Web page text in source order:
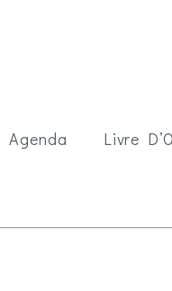
Agenda Livre